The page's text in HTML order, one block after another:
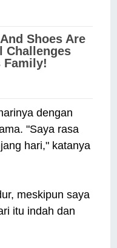
dengan
"Saya rasa
hari," katanya
meskipun saya
itu indah dan